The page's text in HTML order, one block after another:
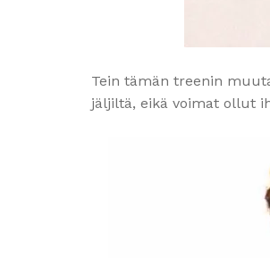
Tein tämän treenin
jäljiltä, eikä voimat ollut